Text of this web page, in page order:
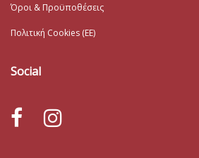
Όροι & Προϋποθέσεις
Πολιτική Cookies (ΕΕ)
Social